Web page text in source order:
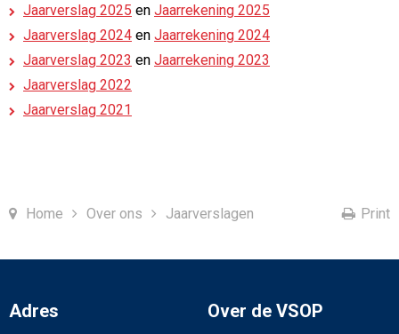
Jaarverslag 2025 en Jaarrekening 2025
Jaarverslag 2024 en Jaarrekening 2024
Jaarverslag 2023 en Jaarrekening 2023
Jaarverslag 2022
Jaarverslag 2021
Home Over ons Jaarverslagen Print
Adres Over de VSOP